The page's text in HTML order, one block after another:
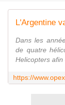
Dans les
de quatre
Helicopters